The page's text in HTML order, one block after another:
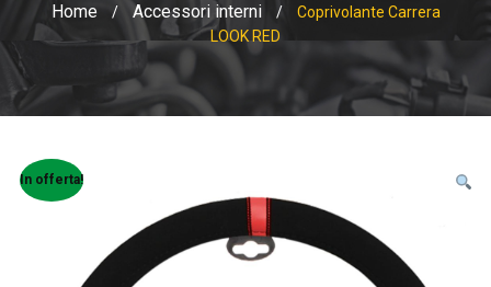
Home / Accessori interni /
Coprivolante Carrera
LOOK RED
In offerta!